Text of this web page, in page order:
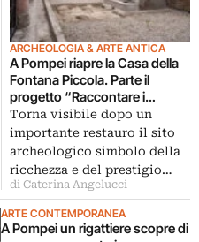
ARCHEOLOGIA & ARTE ANTICA
A Pompei riapre la Casa della
Fontana Piccola. Parte il
progetto “Raccontare i
cantieri”
Torna visibile dopo un
importante restauro il sito
archeologico simbolo della
ricchezza e del prestigio…
di Caterina Angelucci
ARTE CONTEMPORANEA
A Pompei un rigattiere scopre di